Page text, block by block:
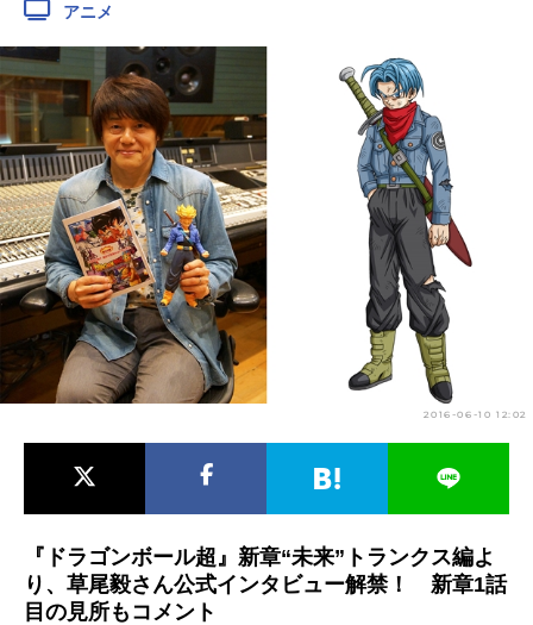
2.5次元 配信・Vtuber 無料マンガ
最新記事一覧
アニメ記事一覧 声優記事一覧
アニメ映画一覧 実写化映画一覧
今期アニメ曜日別一覧
春アニメ 夏アニメ
男性声優/女性声優一覧
アニメ
2016-06-10 12:02
『ドラゴンボール超』新章“未来”トランクス編よ
り、草尾毅さん公式インタビュー解禁！ 新章1話
目の見所もコメント